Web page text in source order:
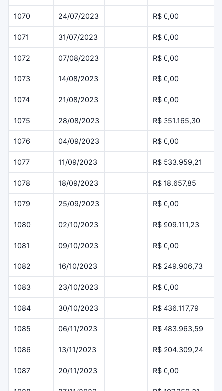
1070 24/07/2023 R$ 0,00
1071 31/07/2023 R$ 0,00
1072 07/08/2023 R$ 0,00
1073 14/08/2023 R$ 0,00
1074 21/08/2023 R$ 0,00
1075 28/08/2023 R$ 351.165,30
1076 04/09/2023 R$ 0,00
1077 11/09/2023 R$ 533.959,21
1078 18/09/2023 R$ 18.657,85
1079 25/09/2023 R$ 0,00
1080 02/10/2023 R$ 909.111,23
1081 09/10/2023 R$ 0,00
1082 16/10/2023 R$ 249.906,73
1083 23/10/2023 R$ 0,00
1084 30/10/2023 R$ 436.117,79
1085 06/11/2023 R$ 483.963,59
1086 13/11/2023 R$ 204.309,24
1087 20/11/2023 R$ 0,00